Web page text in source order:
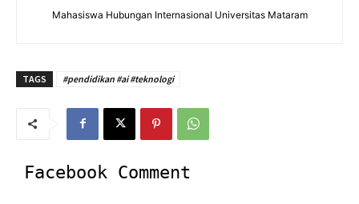
Mahasiswa Hubungan Internasional Universitas Mataram
TAGS #pendidikan #ai #teknologi
Facebook Comment